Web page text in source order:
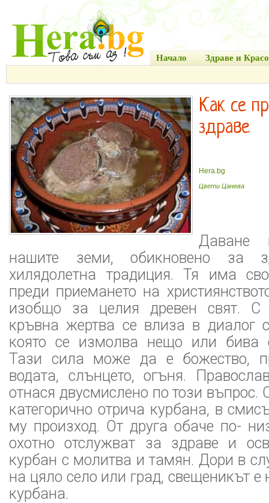
Начало Здраве и
Как се
здраве
Hera.bg
Цвети Цанева
Даване
нашите земи, обикновено за
хилядолетна традиция. Тя има
преди приемането на
изобщо за целия древен свят. С
кръвна жертва се влиза в диалог
която се измолва нещо или бива
Тази сила може да е божество,
водата, слънцето, огъня.
отнася двусмислено по този въпрос.
категорично отрича курбана, в
му произход. От друга обаче по-
охотно отслужват за здраве и
курбан с молитва и тамян. Дори в
на цяло село или град, свещеникът е
курбана.